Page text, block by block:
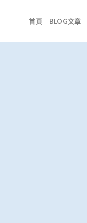
首頁 BLOG文章